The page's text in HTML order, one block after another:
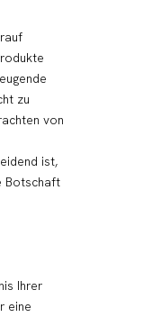
zu
von
ist,
Botschaft
Ihrer
eine